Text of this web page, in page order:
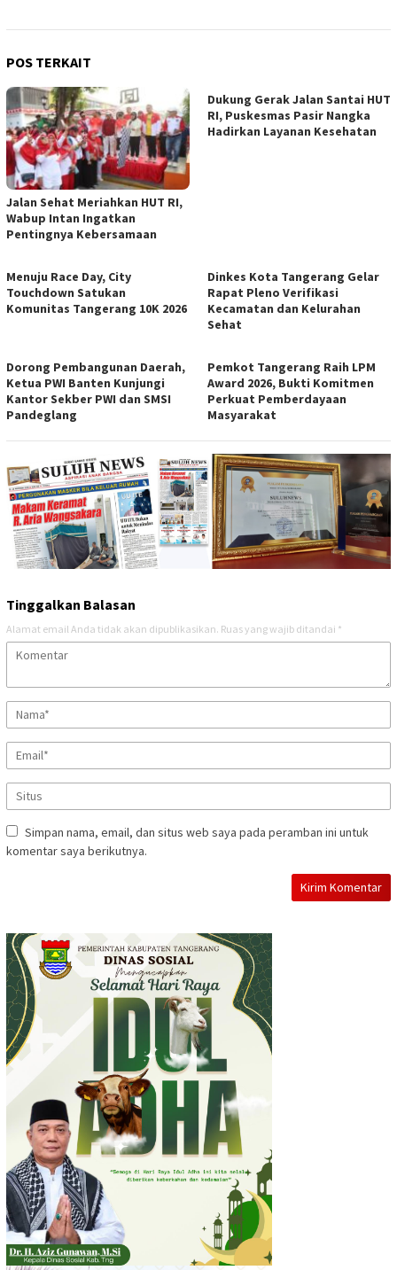
POS TERKAIT
Jalan Sehat Meriahkan HUT RI,
Wabup Intan Ingatkan
Pentingnya Kebersamaan
Dukung Gerak Jalan Santai HUT
RI, Puskesmas Pasir Nangka
Hadirkan Layanan Kesehatan
Menuju Race Day, City
Touchdown Satukan
Komunitas Tangerang 10K 2026
Dinkes Kota Tangerang Gelar
Rapat Pleno Verifikasi
Kecamatan dan Kelurahan
Sehat
Dorong Pembangunan Daerah,
Ketua PWI Banten Kunjungi
Kantor Sekber PWI dan SMSI
Pandeglang
Pemkot Tangerang Raih LPM
Award 2026, Bukti Komitmen
Perkuat Pemberdayaan
Masyarakat
Tinggalkan Balasan
Alamat email Anda tidak akan dipublikasikan. Ruas yang wajib ditandai *
Simpan nama, email, dan situs web saya pada peramban ini untuk
komentar saya berikutnya.